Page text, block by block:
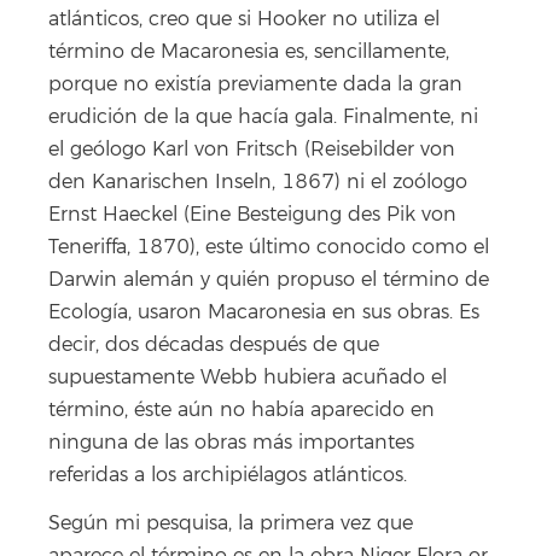
atlánticos, creo que si Hooker no utiliza el
término de Macaronesia es, sencillamente,
porque no existía previamente dada la gran
erudición de la que hacía gala. Finalmente, ni
el geólogo Karl von Fritsch (Reisebilder von
den Kanarischen Inseln, 1867) ni el zoólogo
Ernst Haeckel (Eine Besteigung des Pik von
Teneriffa, 1870), este último conocido como el
Darwin alemán y quién propuso el término de
Ecología, usaron Macaronesia en sus obras. Es
decir, dos décadas después de que
supuestamente Webb hubiera acuñado el
término, éste aún no había aparecido en
ninguna de las obras más importantes
referidas a los archipiélagos atlánticos.
Según mi pesquisa, la primera vez que